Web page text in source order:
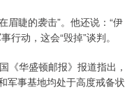
睫的袭击”。他还说：“伊
动，这会“毁掉”谈判。
华盛顿邮报》报道指出，
军事基地均处于高度戒备状